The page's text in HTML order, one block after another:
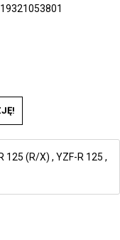
9321053801
125 (R/X) , YZF-R 125 ,